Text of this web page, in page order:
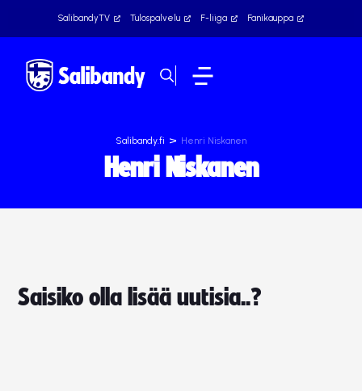
SalibandyTV Tulospalvelu F-liiga Fanikauppa
Salibandy.fi > Henri Niskanen
Henri Niskanen
Saisiko olla lisää uutisia..?